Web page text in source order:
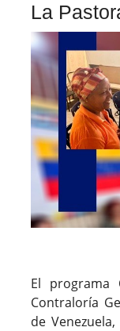
La
El
Contraloría
de